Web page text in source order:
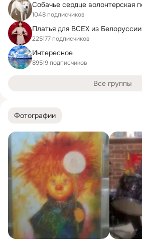
Фотографии
1048 подписчиков
Платья для ВСЕХ из Белоруссии
225177 подписчиков
Интересное
89519 подписчиков
Все группы